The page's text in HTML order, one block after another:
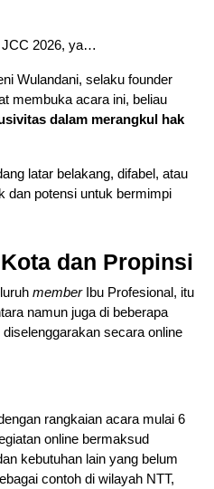
JCC 2026, ya…
Wulandani, selaku founder
membuka acara ini, beliau
dalam merangkul hak
latar belakang, difabel, atau
dan potensi untuk bermimpi
dan Propinsi
memberIbu Profesional, itu
namun juga di beberapa
secara online
rangkaian acara mulai 6
online bermaksud
kebutuhan lain yang belum
contoh di wilayah NTT,